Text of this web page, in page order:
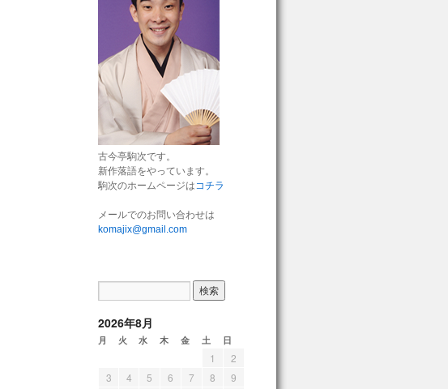
古今亭駒次です。
新作落語をやっています。
駒次のホームページはコチラ
メールでのお問い合わせは
komajix@gmail.com
2026年8月
月 火 水 木 金 土 日
1
2
3
4 5 6 7 8
9